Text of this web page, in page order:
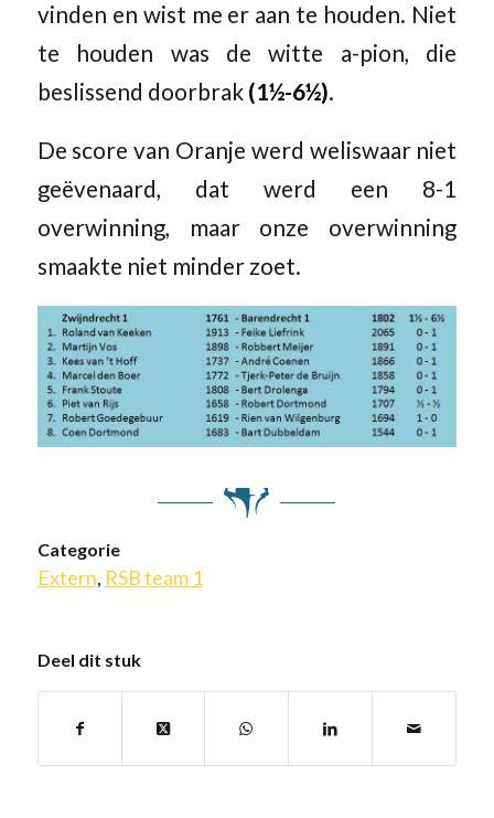
vinden en wist me er aan te houden. Niet
te houden was de witte a-pion, die
beslissend doorbrak (1½-6½).
De score van Oranje werd weliswaar niet
geëvenaard, dat werd een 8-1
overwinning, maar onze overwinning
smaakte niet minder zoet.
Categorie
Extern, RSB team 1
Deel dit stuk